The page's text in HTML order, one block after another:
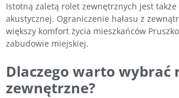
Istotną zaletą rolet zewnętrznych jest
akustycznej. Ograniczenie hałasu z
większy komfort życia mieszkańców
zabudowie miejskiej.
Dlaczego warto wybrać
zewnętrzne?